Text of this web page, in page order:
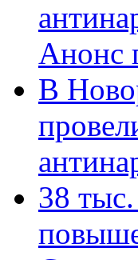
Анонс
В
38